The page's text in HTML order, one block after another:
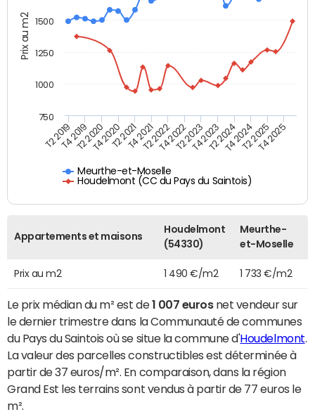
Prix au m2
Meurthe-et-Moselle
Houdelmont (CC du Pays du Saintois)
T2 2019T4 2019T2 2020T4 2020T2 2021T4 2021T2 2022T4 2022T2 2023T4 2023T2 2024T4 2024T2 2025T4 2025
750
1000
1250
1500
Appartements et maisons
Houdelmont
(54330)
Meurthe-
et-Moselle
Prix au m2 1 490 €/m2 1 733 €/m2
Le prix médian du m² est de1 007 eurosnet vendeur sur
le dernier trimestre dans la Communauté de communes
du Pays du Saintois où se situe la commune d'Houdelmont
La valeur des parcelles constructibles est déterminée à
partir de 37 euros/m². En comparaison, dans la région
Grand Est les terrains sont vendus à partir de 77 euros le
m².